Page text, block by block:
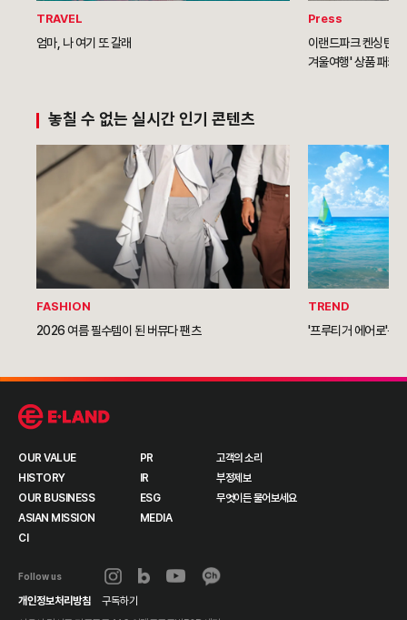
TRAVEL
엄마, 나 여기 또 갈래
Press
이랜드파크 켄싱턴
겨울여행' 상품 패키
놓칠 수 없는 실시간 인기 콘텐츠
FASHION
2026 여름 필수템이 된 버뮤다 팬츠
TREND
'프루티거 에어로'를
OUR VALUE
HISTORY
OUR BUSINESS
ASIAN MISSION
CI
PR
IR
ESG
MEDIA
고객의 소리
부정제보
무엇이든 물어보세요
Follow us
개인정보처리방침
구독하기